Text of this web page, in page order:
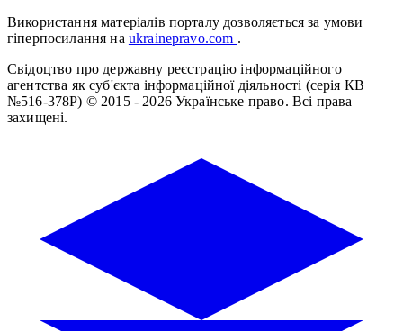
Використання матеріалів порталу дозволяється за умови
гіперпосилання на ukrainepravo.com .
Свідоцтво про державну реєстрацію інформаційного
агентства як суб'єкта інформаційної діяльності (серія КВ
№516-378Р) © 2015 - 2026 Українське право. Всі права
захищені.